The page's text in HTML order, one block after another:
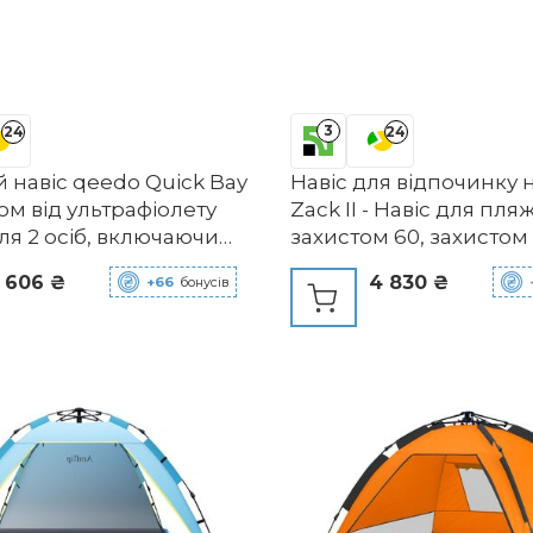
24
qeedo Quick Bay
від ультрафіолету
2 осіб, включаючи
пластикові
відтяжки - захист від
сімей, дітей,
606 ₴ +66 бонусів
3 24
Навіс для відпочинку
Zack II - Навіс для
захистом 60, захистом
та вітру на пляжі
4 830 ₴